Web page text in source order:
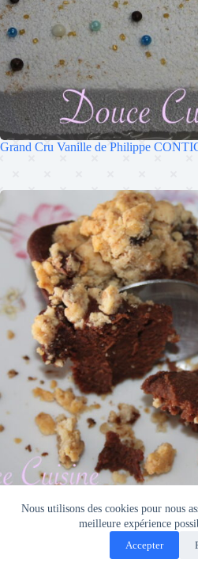
Nous utilisons des cookies pour nous
meilleure expérience
Accepter
Grand Cru Vanille de Philippe
Brown-Cookie Healthy
Politique de confidentialité